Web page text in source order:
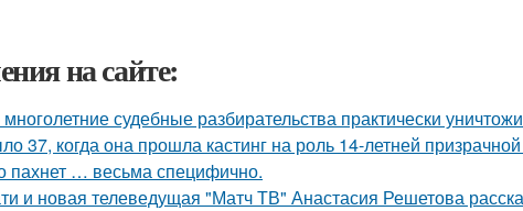
на сайте:
судебные разбирательства практически
37, когда она прошла кастинг на роль 14-летней
пахнет … весьма специфично.
и новая телеведущая "Матч ТВ" Анастасия Решетова